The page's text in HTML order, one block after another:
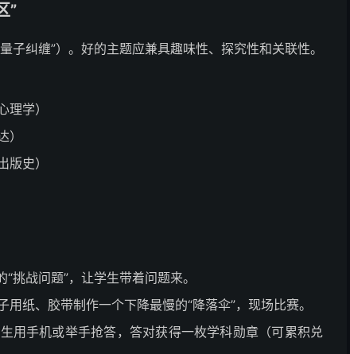
”
子纠缠”）。好的主题应兼具趣味性、探究性和关联性。
学）
史）
挑战问题”，让学生带着问题来。
纸、胶带制作一个下降最慢的“降落伞”，现场比赛。
用手机或举手抢答，答对获得一枚学科勋章（可累积兑